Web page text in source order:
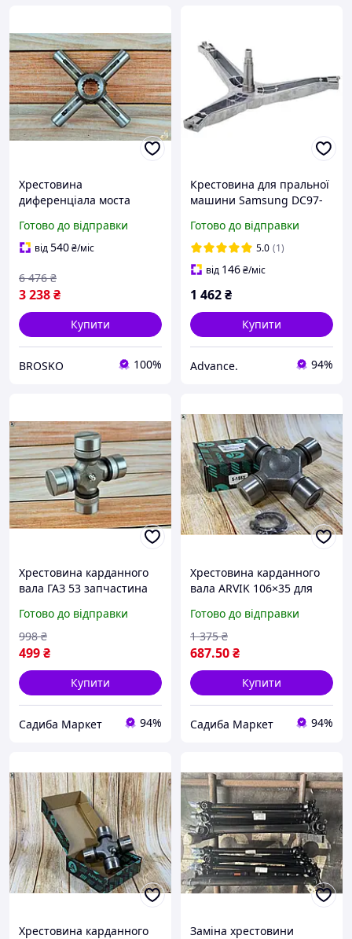
Хрестовина
диференціала моста
2403062-А2 оригінальної
якості
Готово до відправки
від540₴/міс
3 238₴
6 476 ₴
Купити
BROSKO 100%
Крестовина для пральної
машини Samsung DC97-
установка
Готово до відправки
5.0 (1)
від 146₴/міс
1 462₴
Купити
Advance. 94%
Хрестовина карданного
вала ГАЗ 53 запчастина
елементів надійна та
довговічна
Готово до відправки
499₴
998 ₴
Купити
Садиба Маркет 94%
Хрестовина карданного
вала ARVIK 106×35 для
передавання крутного
моменту
Готово до відправки
687.50₴
1 375 ₴
Купити
Садиба Маркет 94%
Хрестовина карданного
Заміна хрестовини